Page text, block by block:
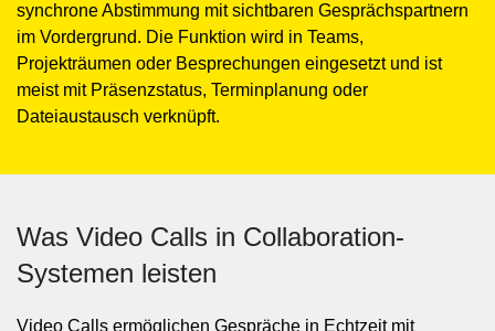
synchrone Abstimmung mit sichtbaren Gesprächspartnern
im Vordergrund. Die Funktion wird in Teams,
Projekträumen oder Besprechungen eingesetzt und ist
meist mit Präsenzstatus, Terminplanung oder
Dateiaustausch verknüpft.
Was Video Calls in Collaboration-
Systemen leisten
Video Calls ermöglichen Gespräche in Echtzeit mit